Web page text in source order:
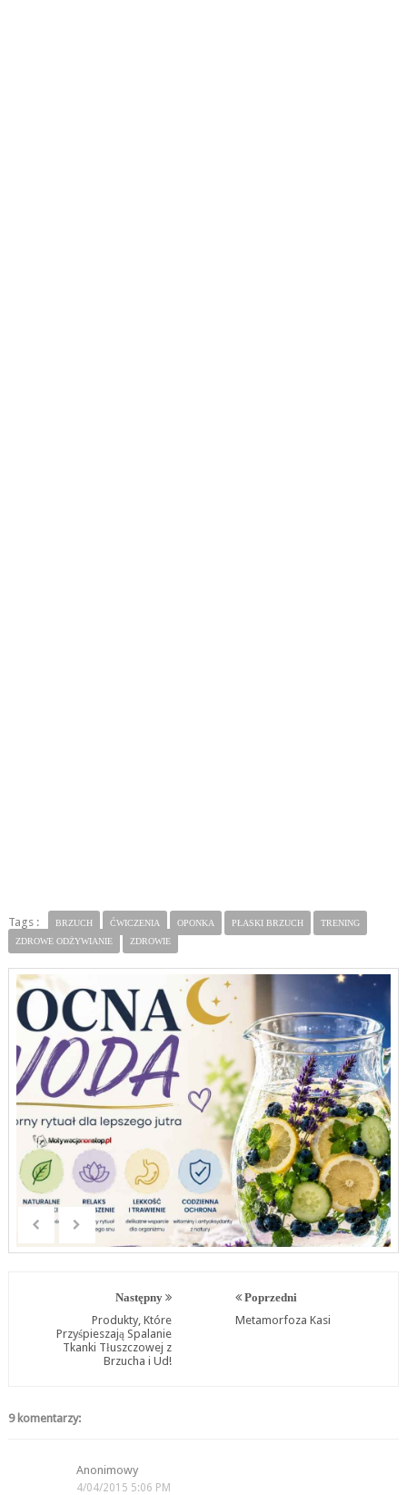
Tags : BRZUCH ĆWICZENIA OPONKA PŁASKI BRZUCH
TRENING
ZDROWE ODŻYWIANIE
ZDROWIE
Następny
Produkty, Które
Przyśpieszają Spalanie
Tkanki Tłuszczowej z
Brzucha i Ud!
Poprzedni
Metamorfoza Kasi
9 komentarzy:
Anonimowy
4/04/2015 5:06 PM